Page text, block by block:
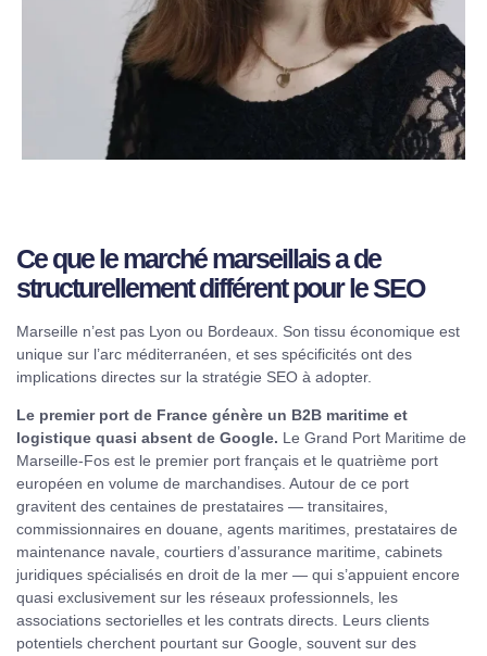
Ce que le marché marseillais a de
structurellement différent pour le SEO
Marseille n’est pas Lyon ou Bordeaux. Son tissu économique est
unique sur l’arc méditerranéen, et ses spécificités ont des
implications directes sur la stratégie SEO à adopter.
Le premier port de France génère un B2B maritime et
logistique quasi absent de Google. Le Grand Port Maritime de
Marseille-Fos est le premier port français et le quatrième port
européen en volume de marchandises. Autour de ce port
gravitent des centaines de prestataires — transitaires,
commissionnaires en douane, agents maritimes, prestataires de
maintenance navale, courtiers d’assurance maritime, cabinets
juridiques spécialisés en droit de la mer — qui s’appuient encore
quasi exclusivement sur les réseaux professionnels, les
associations sectorielles et les contrats directs. Leurs clients
potentiels cherchent pourtant sur Google, souvent sur des